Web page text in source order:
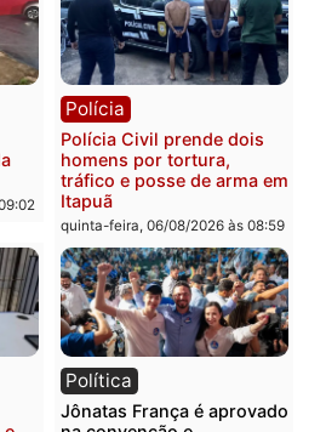
no
09:24
Polícia
Três suspeitos ligados a
facção criminosa são
presos por receptação e
adulteração de veículos
em Porto Velho
quinta-feira, 06/08/2026 às
Polícia